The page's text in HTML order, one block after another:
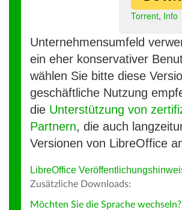
Torrent, Info
Unternehmensumfeld
ein eher konservativer
wählen Sie bitte diese
geschäftliche Nutzung
die Unterstützung von
Partnern, die auch
Versionen von LibreOffice
LibreOffice
Zusätzliche Downloads:
Möchten Sie die Sprache wechseln?